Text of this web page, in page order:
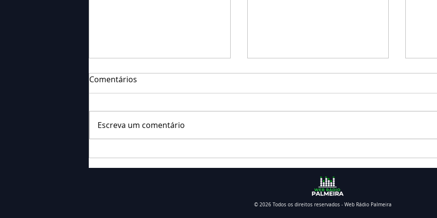
Santos Severino
Riffert Zanetti
Comentários
Escreva um comentário
© 2026 Todos os direitos reservados - Web Rádio Palmeira